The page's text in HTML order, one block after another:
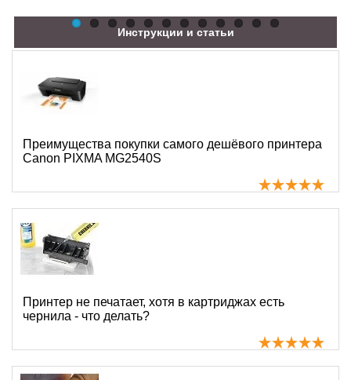
Инструкции и статьи
Преимущества покупки самого дешёвого принтера
Canon PIXMA MG2540S
Принтер не печатает, хотя в картриджах есть
чернила - что делать?